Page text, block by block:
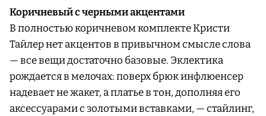
Коричневый с черными акцентами
В полностью коричневом комплекте Кристи
Тайлер нет акцентов в привычном смысле слова
— все вещи достаточно базовые. Эклектика
рождается в мелочах: поверх брюк инфлюенсер
надевает не жакет, а платье в тон, дополняя его
аксессуарами с золотыми вставками, — стайлинг,